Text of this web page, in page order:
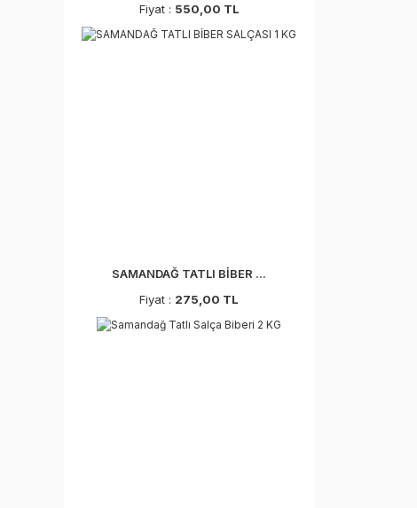
Fiyat : 550,00 TL
SAMANDAĞ TATLI BİBER ...
Fiyat : 275,00 TL